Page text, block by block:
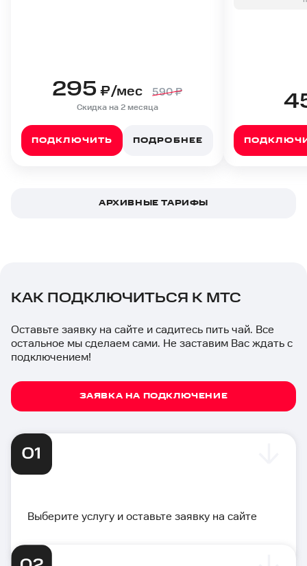
295 ₽/мес 590₽
Скидка на 2 месяца
ПОДКЛЮЧИТЬ ПОДРОБНЕЕ
АРХИВНЫЕ ТАРИФЫ
КАК ПОДКЛЮЧИТЬСЯ К МТС
Оставьте заявку на сайте и садитесь пить чай. Все
остальное мы сделаем сами. Не заставим Вас ждать с
подключением!
ЗАЯВКА НА ПОДКЛЮЧЕНИЕ
Выберите услугу и оставьте заявку на сайте